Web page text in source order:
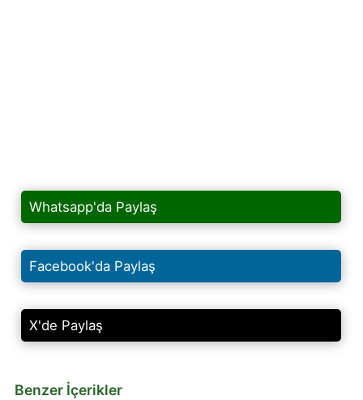
Whatsapp'da Paylaş
Facebook'da Paylaş
X'de Paylaş
Benzer İçerikler